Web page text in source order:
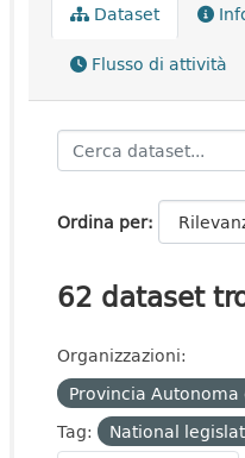
Dataset
Flusso di attività
Ordina per
62 dataset
Organizzazioni:
Provincia
Tag:
National